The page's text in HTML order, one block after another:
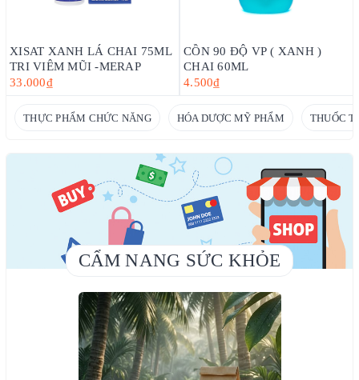
XISAT XANH LÁ CHAI 75ML
TRI VIÊM MŨI -MERAP
33.000₫
CỒN 90 ĐỘ VP ( XANH )
CHAI 60ML
4.500₫
THỰC PHẨM CHỨC NĂNG HÓA DƯỢC MỸ PHẨM THUỐC
CẨM NANG SỨC KHỎE